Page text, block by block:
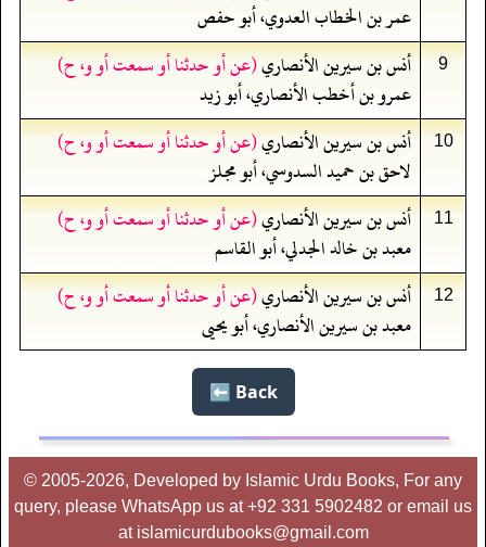
عمر بن الخطاب العدوي، أبو حفص
9 أنس بن سيرين الأنصاري(عن أو حدثنا أو سمعت أو و، ح)
عمرو بن أخطب الأنصاري، أبو زيد
10 أنس بن سيرين الأنصاري(عن أو حدثنا أو سمعت أو و، ح)
لاحق بن حميد السدوسي، أبو مجلز
11 أنس بن سيرين الأنصاري(عن أو حدثنا أو سمعت أو و، ح)
معبد بن خالد الجدلي، أبو القاسم
12 أنس بن سيرين الأنصاري(عن أو حدثنا أو سمعت أو و، ح)
معبد بن سيرين الأنصاري، أبو يحيى
Back ⬅️
© 2005-2026, Developed by Islamic Urdu Books, For any
query, please WhatsApp us at +92 331 5902482 or email us
at islamicurdubooks@gmail.com